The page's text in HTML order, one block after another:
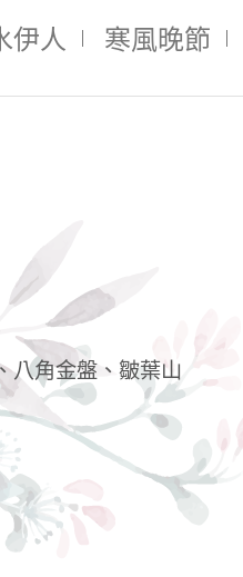
伊人 寒風晚節
八角金盤、皺葉山